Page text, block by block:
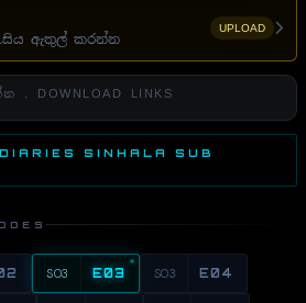
ඇතුල් කරන්න
UPLOAD
DOWNLOAD LINKS
SINHALA SUB
S03 E03 S03 E04